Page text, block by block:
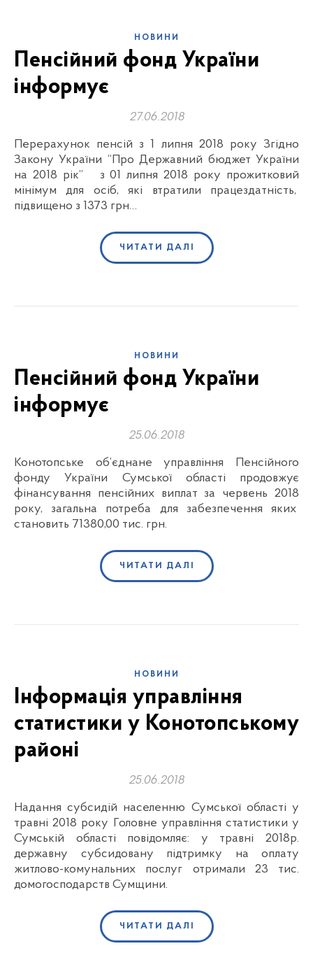
НОВИНИ
Пенсійний фонд України
інформує
27.06.2018
Перерахунок пенсій з 1 липня 2018 року Згідно
Закону України “Про Державний бюджет України
на 2018 рік” з 01 липня 2018 року прожитковий
мінімум для осіб, які втратили працездатність,
підвищено з 1373 грн…
ЧИТАТИ ДАЛІ
НОВИНИ
Пенсійний фонд України
інформує
25.06.2018
Конотопське об’єднане управління Пенсійного
фонду України Сумської області продовжує
фінансування пенсійних виплат за червень 2018
року, загальна потреба для забезпечення яких
становить 71380,00 тис. грн.
ЧИТАТИ ДАЛІ
НОВИНИ
Інформація управління
статистики у Конотопському
районі
25.06.2018
Надання субсидій населенню Сумської області у
травні 2018 року Головне управління статистики у
Сумській області повідомляє: у травні 2018р.
державну субсидовану підтримку на оплату
житлово-комунальних послуг отримали 23 тис.
домогосподарств Сумщини.
ЧИТАТИ ДАЛІ